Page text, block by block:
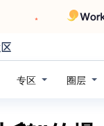
专区 圈层